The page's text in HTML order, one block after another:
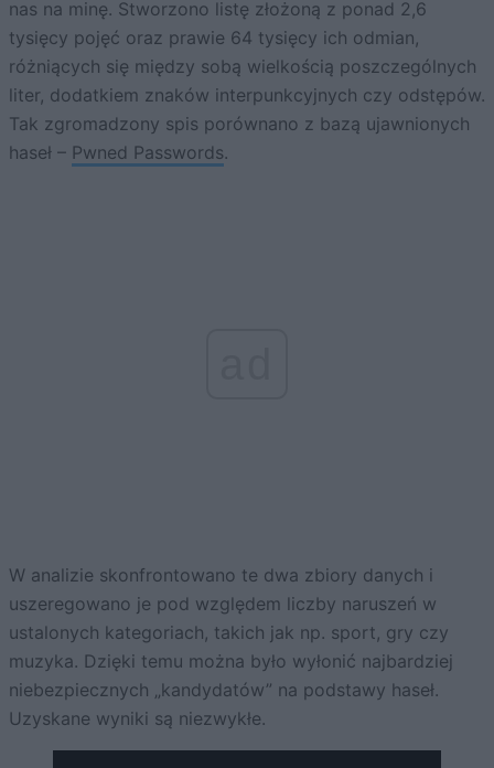
nas na minę. Stworzono listę złożoną z ponad 2,6
tysięcy pojęć oraz prawie 64 tysięcy ich odmian,
różniących się między sobą wielkością poszczególnych
liter, dodatkiem znaków interpunkcyjnych czy odstępów.
Tak zgromadzony spis porównano z bazą ujawnionych
haseł – Pwned Passwords.
W analizie skonfrontowano te dwa zbiory danych i
uszeregowano je pod względem liczby naruszeń w
ustalonych kategoriach, takich jak np. sport, gry czy
muzyka. Dzięki temu można było wyłonić najbardziej
niebezpiecznych „kandydatów” na podstawy haseł.
Uzyskane wyniki są niezwykłe.